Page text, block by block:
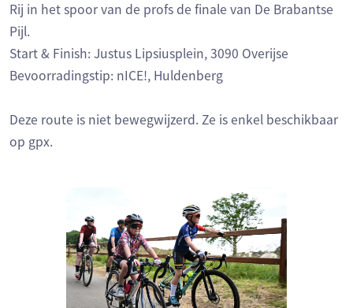
Rij in het spoor van de profs de finale van De Brabantse
Pijl.
Start & Finish: Justus Lipsiusplein, 3090 Overijse
Bevoorradingstip: nICE!, Huldenberg
Deze route is niet bewegwijzerd. Ze is enkel beschikbaar
op gpx.